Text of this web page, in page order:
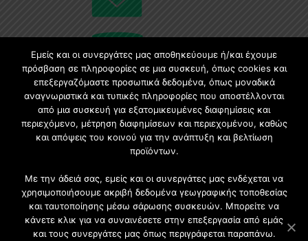
Εγγραφή στο Newsletter
Γίνετε μέλος της μεγαλύτερης διαδικτυακής κοινότητας, ειδικά
για αρχιτέκτονες, σχεδιαστές και λάτρεις της κατασκευής και
Εμείς και οι συνεργάτες μας αποθηκεύουμε ή/και έχουμε
πρόσβαση σε πληροφορίες σε μια συσκευή, όπως cookies και
επεξεργαζόμαστε προσωπικά δεδομένα, όπως μοναδικά
αναγνωριστικά και τυπικές πληροφορίες που αποστέλλονται
από μια συσκευή για εξατομικευμένες διαφημίσεις και
περιεχόμενο, μέτρηση διαφημίσεων και περιεχομένου, καθώς
και απόψεις του κοινού για την ανάπτυξη και βελτίωση
προϊόντων.
Με την άδειά σας, εμείς και οι συνεργάτες μας ενδέχεται να
χρησιμοποιήσουμε ακριβή δεδομένα γεωγραφικής τοποθεσίας
και ταυτοποίησης μέσω σάρωσης συσκευών. Μπορείτε να
κάνετε κλικ για να συναινέσετε στην επεξεργασία από εμάς
και τους συνεργάτες μας όπως περιγράφεται παραπάνω.